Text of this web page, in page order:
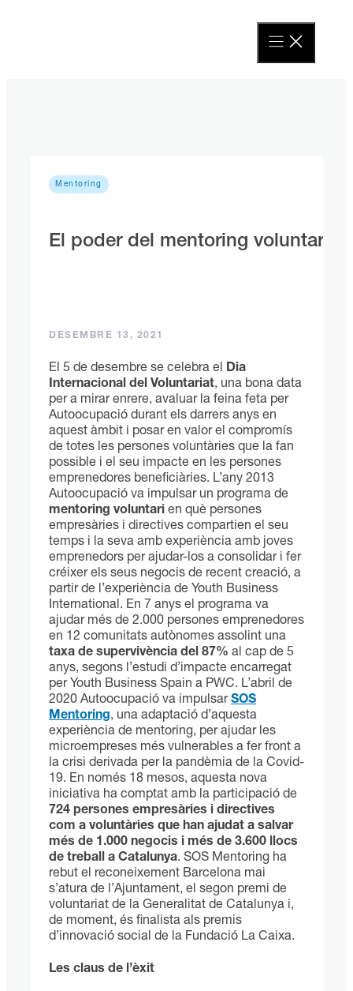
Mentoring
El poder del mentoring voluntari
DESEMBRE 13, 2021
El 5 de desembre se celebra el Dia
Internacional del Voluntariat, una bona data
per a mirar enrere, avaluar la feina feta per
Autoocupació durant els darrers anys en
aquest àmbit i posar en valor el compromís
de totes les persones voluntàries que la fan
possible i el seu impacte en les persones
emprenedores beneficiàries. L’any 2013
Autoocupació va impulsar un programa de
mentoring voluntari en què persones
empresàries i directives compartien el seu
temps i la seva amb experiència amb joves
emprenedors per ajudar-los a consolidar i fer
créixer els seus negocis de recent creació, a
partir de l’experiència de Youth Business
International. En 7 anys el programa va
ajudar més de 2.000 persones emprenedores
en 12 comunitats autònomes assolint una
taxa de supervivència del 87% al cap de 5
anys, segons l’estudi d’impacte encarregat
per Youth Business Spain a PWC. L’abril de
2020 Autoocupació va impulsarSOS
Mentoring, una adaptació d’aquesta
experiència de mentoring, per ajudar les
microempreses més vulnerables a fer front a
la crisi derivada per la pandèmia de la Covid-
19. En només 18 mesos, aquesta nova
iniciativa ha comptat amb la participació de
724 persones empresàries i directives
com a voluntàries que han ajudat a salvar
més de 1.000 negocis i més de 3.600 llocs
de treball a Catalunya. SOS Mentoring ha
rebut el reconeixement Barcelona mai
s’atura de l’Ajuntament, el segon premi de
voluntariat de la Generalitat de Catalunya i,
de moment, és finalista als premis
d’innovació social de la Fundació La Caixa.
Les claus de l’èxit